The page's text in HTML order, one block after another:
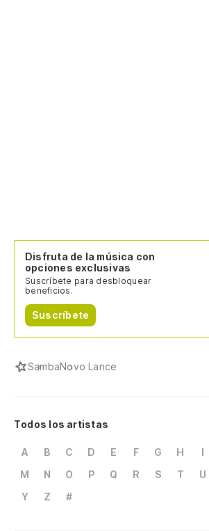
Disfruta de la música con
opciones exclusivas
Suscríbete para desbloquear
beneficios.
Suscríbete
SambaNovo Lance
Todos los artistas
A B C D E F G H I
M
N O P Q R S T U
Y
Z #